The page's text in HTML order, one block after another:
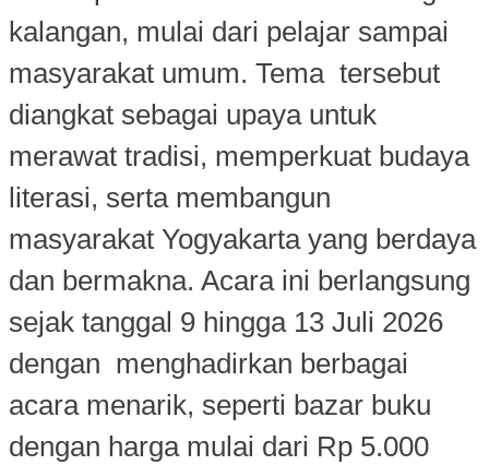
kalangan, mulai dari pelajar sampai
masyarakat umum. Tema tersebut
diangkat sebagai upaya untuk
merawat tradisi, memperkuat budaya
literasi, serta membangun
masyarakat Yogyakarta yang berdaya
dan bermakna. Acara ini berlangsung
sejak tanggal 9 hingga 13 Juli 2026
dengan menghadirkan berbagai
acara menarik, seperti bazar buku
dengan harga mulai dari Rp 5.000